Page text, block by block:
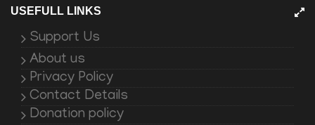
USEFULL LINKS
Support Us
About us
Privacy Policy
Contact Details
Donation policy